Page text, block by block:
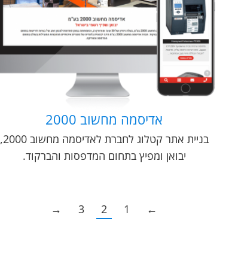
אדיסמה מחשוב 2000
בניית אתר קטלוג לחברת לאדיסמה מחשוב 2000,
יבואן ומפיץ בתחום המדפסות והברקוד.
←
1
2
3
→